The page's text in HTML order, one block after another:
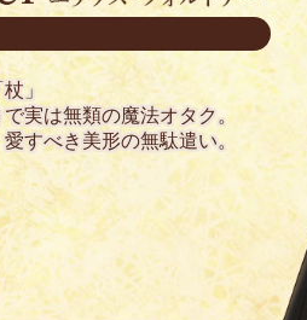
」
実は無類の魔法オタク。
すべき美形の無駄遣い。